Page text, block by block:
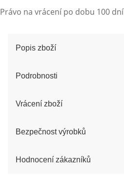
Právo na vrácení po dobu 100 dní
Popis zboží
Podrobnosti
Vrácení zboží
Bezpečnost výrobků
Hodnocení zákazníků